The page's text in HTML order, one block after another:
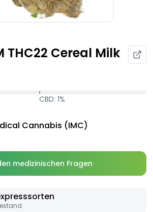
THC22 Cereal Milk
CBD: 1%
Cannabis (IMC)
medizinischen Fragen